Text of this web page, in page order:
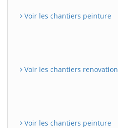
Voir les chantiers peinture
Voir les chantiers renovation
Voir les chantiers peinture